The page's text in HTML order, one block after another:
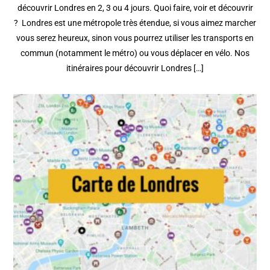
découvrir Londres en 2, 3 ou 4 jours. Quoi faire, voir et découvrir
? Londres est une métropole très étendue, si vous aimez marcher
vous serez heureux, sinon vous pourrez utiliser les transports en
commun (notamment le métro) ou vous déplacer en vélo. Nos
itinéraires pour découvrir Londres […]